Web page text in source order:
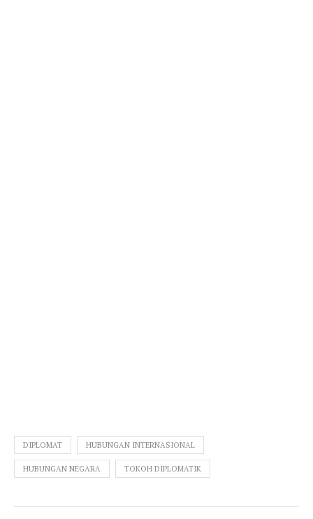
DIPLOMAT HUBUNGAN INTERNASIONAL
HUBUNGAN NEGARA TOKOH DIPLOMATIK